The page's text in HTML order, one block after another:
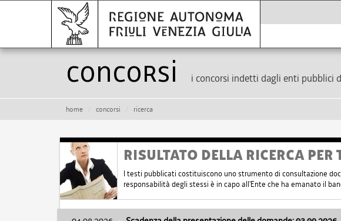
Concorsi i concorsi indetti dagli enti pubblici
home concorsi ricerca
RISULTATO DELLA RICERCA
I testi pubblicati costituiscono uno strumento di consultazione
responsabilità degli stessi è in capo all'Ente che ha emanato il